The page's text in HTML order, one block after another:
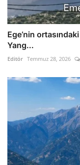
Ege’nin
Yang...
Editör Temmuz 28, 2026